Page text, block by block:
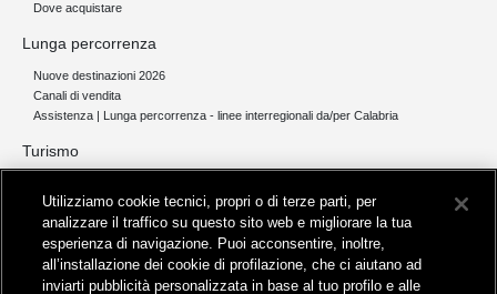
Dove acquistare
Lunga percorrenza
Nuove destinazioni 2026
Canali di vendita
Assistenza | Lunga percorrenza - linee interregionali da/per Calabria
Turismo
Servizi per aeroporti
Servizi di noleggio con conducente
Servizio di navigazione sul Lago Trasimeno
News e comunicati stampa
Utilizziamo cookie tecnici, propri o di terze parti, per
analizzare il traffico su questo sito web e migliorare la tua
esperienza di navigazione. Puoi acconsentire, inoltre,
all’installazione dei cookie di profilazione, che ci aiutano ad
inviarti pubblicità personalizzata in base al tuo profilo e alle